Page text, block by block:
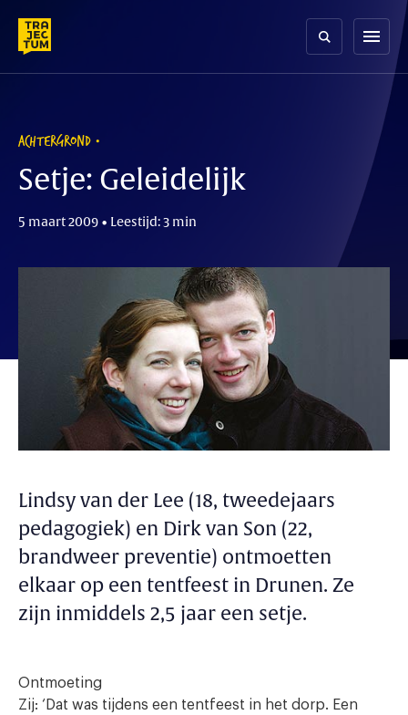
content
menu
ACHTERGROND
Setje: Geleidelijk
5 maart 2009 • Leestijd: 3 min
Lindsy van der Lee (18, tweedejaars
pedagogiek) en Dirk van Son (22,
brandweer preventie) ontmoetten
elkaar op een tentfeest in Drunen. Ze
zijn inmiddels 2,5 jaar een setje.
Ontmoeting
Zij: ‘Dat was tijdens een tentfeest in het dorp. Een